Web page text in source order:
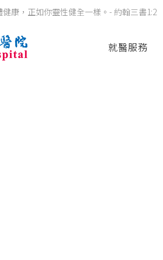
康，正如你靈性健全一樣。- 約翰三書1:2
就醫服務